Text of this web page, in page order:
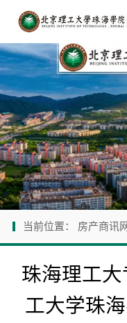
当前位置： 房产商讯
珠海理工
工大学珠